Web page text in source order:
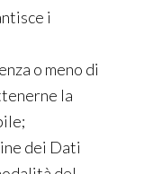
i
o meno di
la
dei Dati